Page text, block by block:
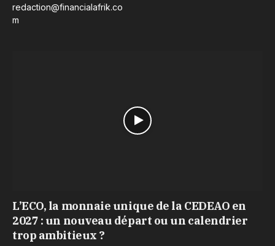
redaction@financialafrik.co
m
L’ECO, la monnaie unique de la CEDEAO en
2027 : un nouveau départ ou un calendrier
trop ambitieux ?